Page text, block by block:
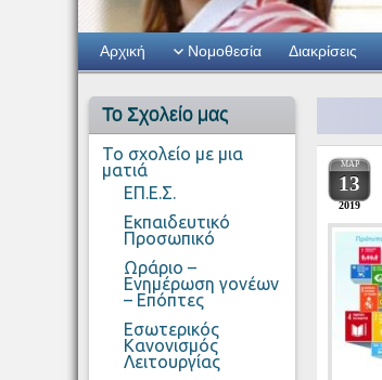
Αρχική Νομοθεσία Διακρίσεις
Το Σχολείο μας
Το σχολείο με μια
ματιά
ΕΠ.Ε.Σ.
Εκπαιδευτικό
Προσωπικό
Ωράριο –
Ενημέρωση γονέων
– Επόπτες
Εσωτερικός
Κανονισμός
Λειτουργίας
ΜΑΡ
13
2019